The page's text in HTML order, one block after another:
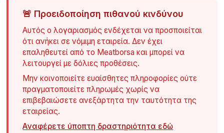
🚨 Προειδοποίηση πιθανού κινδύνου
Αυτός ο λογαριασμός ενδέχεται να προσποιείται
ότι ανήκει σε νόμιμη εταιρεία. Δεν έχει
επαληθευτεί από το Meatborsa και μπορεί να
λειτουργεί με δόλιες προθέσεις.
Μην κοινοποιείτε ευαίσθητες πληροφορίες ούτε
πραγματοποιείτε πληρωμές χωρίς να
επιβεβαιώσετε ανεξάρτητα την ταυτότητα της
εταιρείας.
Αναφέρετε ύποπτη δραστηριότητα εδώ